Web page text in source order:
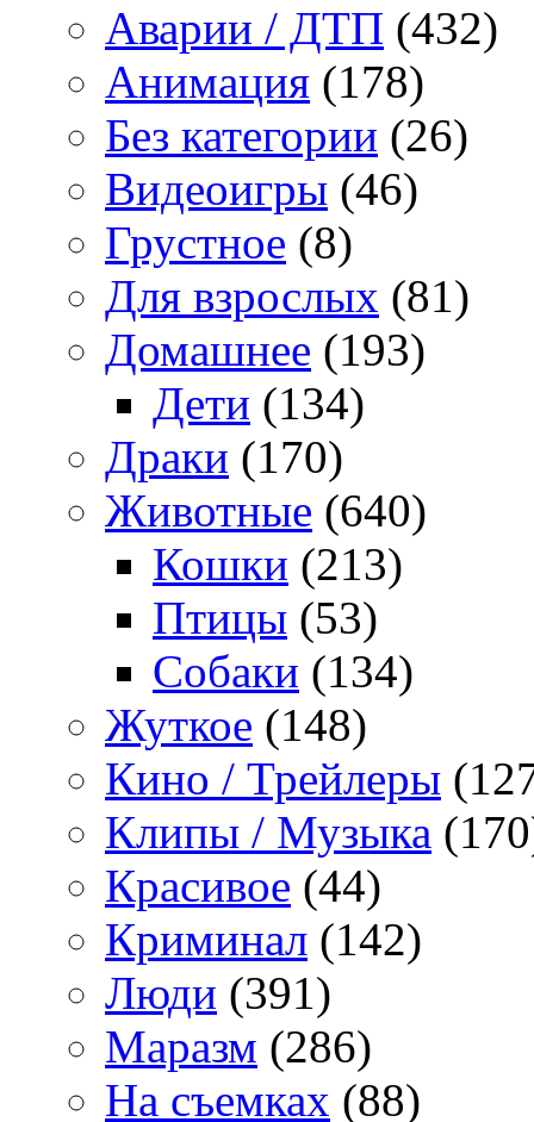
Аварии / ДТП (432)
Анимация (178)
Без категории (26)
Видеоигры (46)
Грустное (8)
Для взрослых (81)
Домашнее (193)
Дети (134)
Драки (170)
Животные (640)
Кошки (213)
Птицы (53)
Собаки (134)
Жуткое (148)
Кино / Трейлеры
Клипы / Музыка
Красивое (44)
Криминал (142)
Люди (391)
Маразм (286)
На съемках (88)